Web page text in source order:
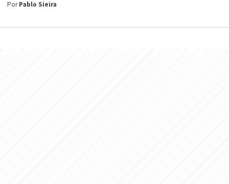
PorPablo Sieira